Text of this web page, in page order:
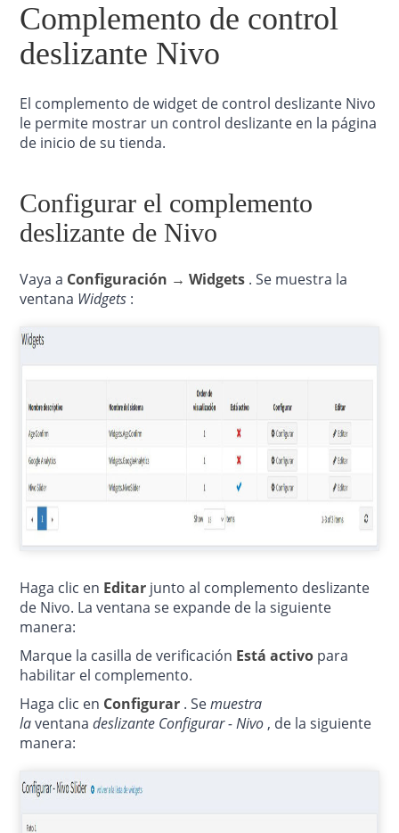
Complemento de control
deslizante Nivo
El complemento de widget de control deslizante Nivo
le permite mostrar un control deslizante en la página
de inicio de su tienda.
Configurar el complemento
deslizante de Nivo
Vaya a Configuración → Widgets .Se muestra la
ventana Widgets :
Haga clic en Editar junto al complemento deslizante
de Nivo. La ventana se expande de la siguiente
manera:
Marque la casilla de verificación Está activo para
habilitar el complemento.
Haga clic en Configurar .Semuestra
laventanadeslizante Configurar - Nivo , de la siguiente
manera: